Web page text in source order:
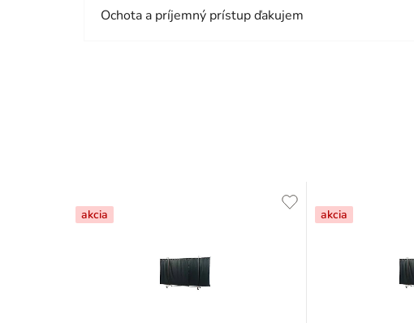
Ochota a príjemný prístup ďakujem
akcia akcia